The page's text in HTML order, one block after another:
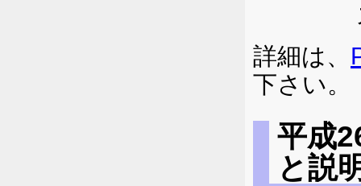
詳細は、
下さい。
平成
と説